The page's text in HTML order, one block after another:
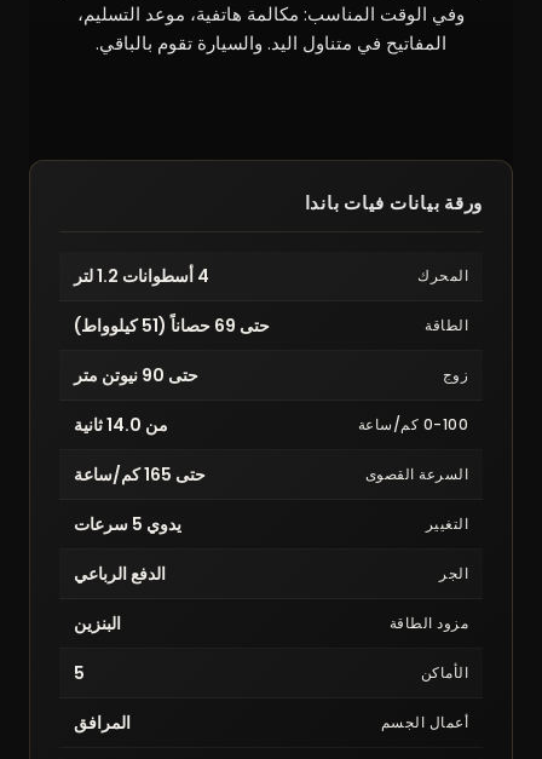
وفي الوقت المناسب: مكالمة هاتفية، موعد التسليم،
المفاتيح في متناول اليد. والسيارة تقوم بالباقي.
ورقة بيانات فيات باندا
المحرك 4 أسطوانات 1.2 لتر
الطاقة حتى 69 حصاناً (51 كيلوواط)
زوج حتى 90 نيوتن متر
0-100 كم/ساعة من 14.0 ثانية
السرعة القصوى حتى 165 كم/ساعة
التغيير يدوي 5 سرعات
الجر الدفع الرباعي
مزود الطاقة البنزين
الأماكن 5
أعمال الجسم المرافق